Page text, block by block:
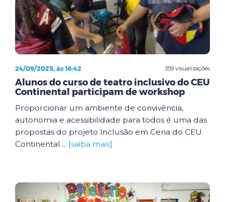
359 visualizações
24/09/2025, às 16:42
Alunos do curso de teatro inclusivo do CEU
Continental participam de workshop
Proporcionar um ambiente de convivência,
autonomia e acessibilidade para todos é uma das
propostas do projeto Inclusão em Cena do CEU
Continental.... [saiba mais]